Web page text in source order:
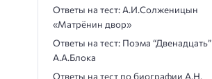
Ответы на тест: А.И.Солженицын
«Матрёнин двор»
Ответы на тест: Поэма “Двенадцать”
А.А.Блока
Ответы на тест по биографии А.Н.